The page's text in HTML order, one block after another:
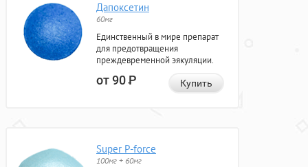
Дапоксетин
60мг
Единственный в мире препарат
для предотвращения
преждевременной эякуляции.
от 90Р Купить
Super P-force
100мг + 60мг